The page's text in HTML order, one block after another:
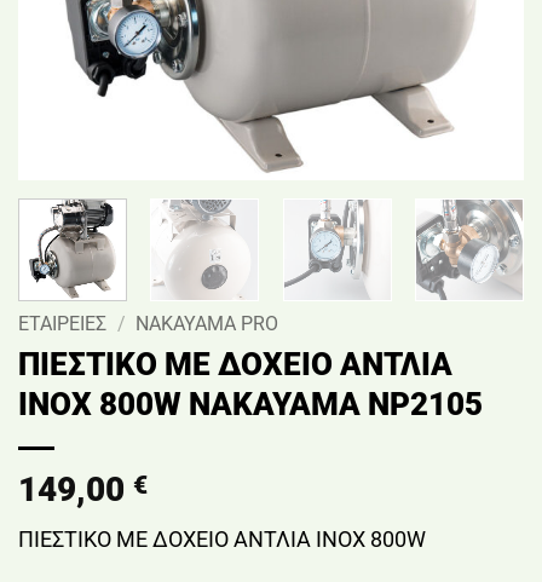
ΕΤΑΙΡΕΙΕΣ / NAKAYAMA PRO
ΠΙΕΣΤΙΚΟ ΜΕ ΔΟΧΕΙΟ ΑΝΤΛΙΑ
INOX 800W ΝΑΚΑΥΑΜΑ NP2105
149,00 €
ΠΙΕΣΤΙΚΟ ΜΕ ΔΟΧΕΙΟ ΑΝΤΛΙΑ INOX 800W